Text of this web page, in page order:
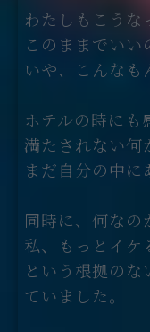
わたしもこうな
このままでい
いや、こんな
ホテルの時にも
満たされない何
まだ自分の中に
同時に、何な
私、もっとイケ
という根拠の
ていました。